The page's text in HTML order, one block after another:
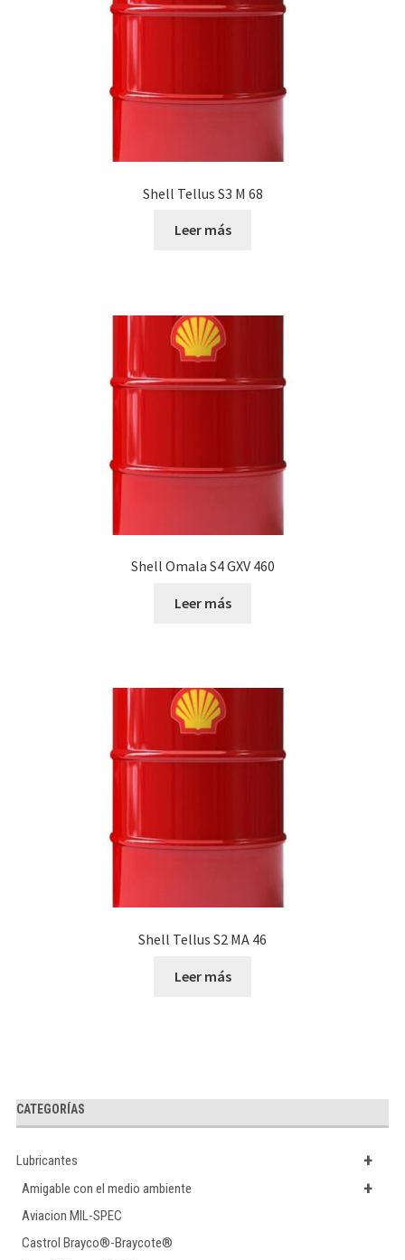
Shell Tellus S3 M 68
Leer más
Shell Omala S4 GXV 460
Leer más
Shell Tellus S2 MA 46
Leer más
CATEGORÍAS
+
Lubricantes
+
Amigable con el medio ambiente
Aviacion MIL-SPEC
Castrol Brayco®-Braycote®